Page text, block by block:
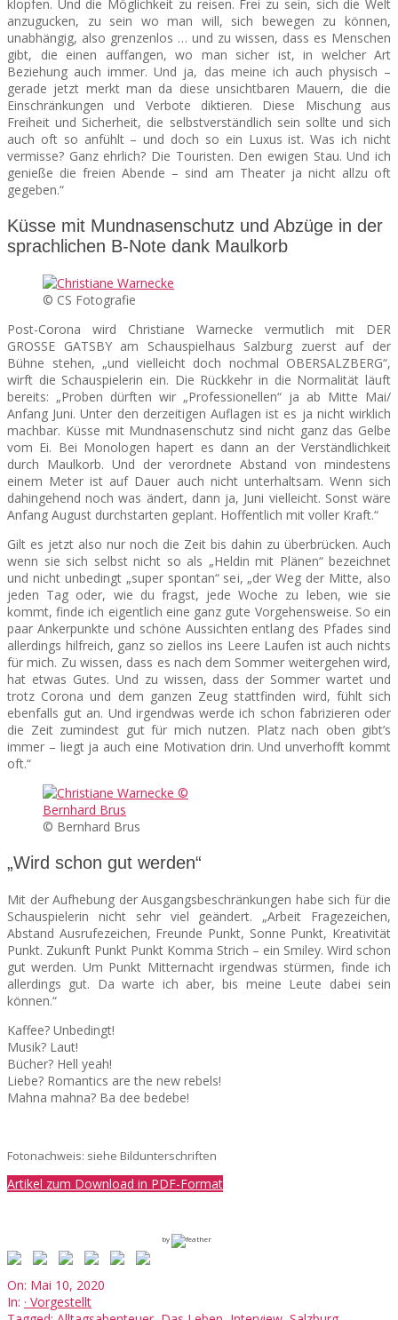
klopfen. Und die Möglichkeit zu reisen. Frei zu sein, sich die Welt
anzugucken, zu sein wo man will, sich bewegen zu können,
unabhängig, also grenzenlos … und zu wissen, dass es Menschen
gibt, die einen auffangen, wo man sicher ist, in welcher Art
Beziehung auch immer. Und ja, das meine ich auch physisch –
gerade jetzt merkt man da diese unsichtbaren Mauern, die die
Einschränkungen und Verbote diktieren. Diese Mischung aus
Freiheit und Sicherheit, die selbstverständlich sein sollte und sich
auch oft so anfühlt – und doch so ein Luxus ist. Was ich nicht
vermisse? Ganz ehrlich? Die Touristen. Den ewigen Stau. Und ich
genieße die freien Abende – sind am Theater ja nicht allzu oft
gegeben.“
Küsse mit Mundnasenschutz und Abzüge in der
sprachlichen B-Note dank Maulkorb
© CS Fotografie
Post-Corona wird Christiane Warnecke vermutlich mit DER
GROSSE GATSBY am Schauspielhaus Salzburg zuerst auf der
Bühne stehen, „und vielleicht doch nochmal OBERSALZBERG“,
wirft die Schauspielerin ein. Die Rückkehr in die Normalität läuft
bereits: „Proben dürften wir „Professionellen“ ja ab Mitte Mai/
Anfang Juni. Unter den derzeitigen Auflagen ist es ja nicht wirklich
machbar. Küsse mit Mundnasenschutz sind nicht ganz das Gelbe
vom Ei. Bei Monologen hapert es dann an der Verständlichkeit
durch Maulkorb. Und der verordnete Abstand von mindestens
einem Meter ist auf Dauer auch nicht unterhaltsam. Wenn sich
dahingehend noch was ändert, dann ja, Juni vielleicht. Sonst wäre
Anfang August durchstarten geplant. Hoffentlich mit voller Kraft.“
Gilt es jetzt also nur noch die Zeit bis dahin zu überbrücken. Auch
wenn sie sich selbst nicht so als „Heldin mit Plänen“ bezeichnet
und nicht unbedingt „super spontan“ sei, „der Weg der Mitte, also
jeden Tag oder, wie du fragst, jede Woche zu leben, wie sie
kommt, finde ich eigentlich eine ganz gute Vorgehensweise. So ein
paar Ankerpunkte und schöne Aussichten entlang des Pfades sind
allerdings hilfreich, ganz so ziellos ins Leere Laufen ist auch nichts
für mich. Zu wissen, dass es nach dem Sommer weitergehen wird,
hat etwas Gutes. Und zu wissen, dass der Sommer wartet und
trotz Corona und dem ganzen Zeug stattfinden wird, fühlt sich
ebenfalls gut an. Und irgendwas werde ich schon fabrizieren oder
die Zeit zumindest gut für mich nutzen. Platz nach oben gibt’s
immer – liegt ja auch eine Motivation drin. Und unverhofft kommt
oft.“
© Bernhard Brus
„Wird schon gut werden“
Mit der Aufhebung der Ausgangsbeschränkungen habe sich für die
Schauspielerin nicht sehr viel geändert. „Arbeit Fragezeichen,
Abstand Ausrufezeichen, Freunde Punkt, Sonne Punkt, Kreativität
Punkt. Zukunft Punkt Punkt Komma Strich – ein Smiley. Wird schon
gut werden. Um Punkt Mitternacht irgendwas stürmen, finde ich
allerdings gut. Da warte ich aber, bis meine Leute dabei sein
können.“
Kaffee? Unbedingt!
Musik? Laut!
Bücher? Hell yeah!
Liebe? Romantics are the new rebels!
Mahna mahna? Ba dee bedebe!
Fotonachweis: siehe Bildunterschriften
Artikel zum Download in PDF-Format
by
2020-
05-
On: Mai 10, 2020
In: · Vorgestellt